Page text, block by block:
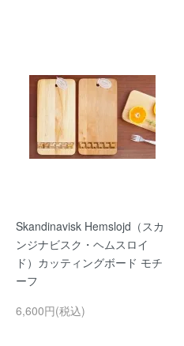
Skandinavisk Hemslojd（スカ
ンジナビスク・ヘムスロイ
ド）カッティングボード モチ
ーフ
6,600円(税込)